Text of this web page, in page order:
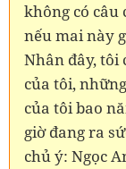
không có câu
nếu mai này
Nhân đây, tôi
của tôi,
của tôi bao
giờ đang ra
chủ ý: Ngọc